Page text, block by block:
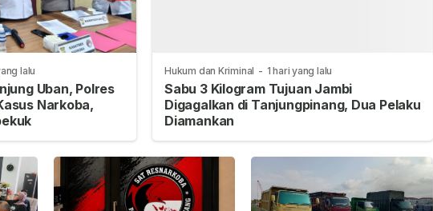
lalu
Uban, Polres
Narkoba,
Hukum dan Kriminal - 1 hari yang lalu
Sabu 3 Kilogram Tujuan Jambi
Digagalkan di Tanjungpinang, Dua Pelaku
Diamankan